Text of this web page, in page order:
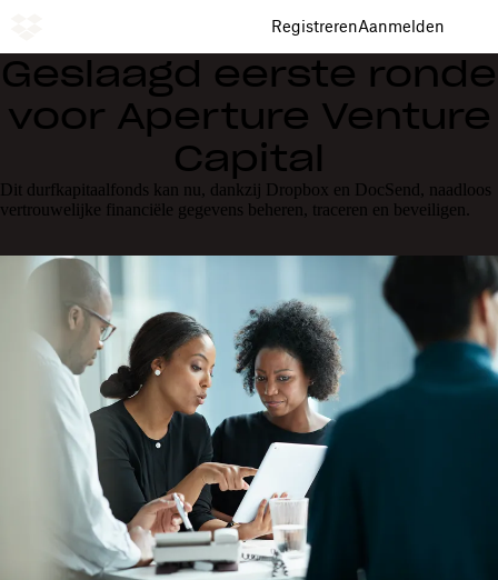
RegistrerenAanmelden
Geslaagd eerste ronde
voor Aperture Venture
Capital
Dit durfkapitaalfonds kan nu, dankzij Dropbox en DocSend, naadloos
vertrouwelijke financiële gegevens beheren, traceren en beveiligen.